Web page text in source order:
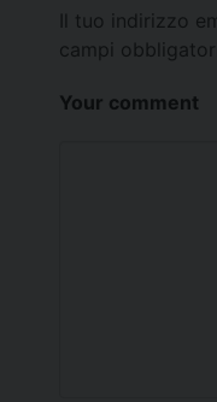
Il tuo indirizzo
campi
Your comment